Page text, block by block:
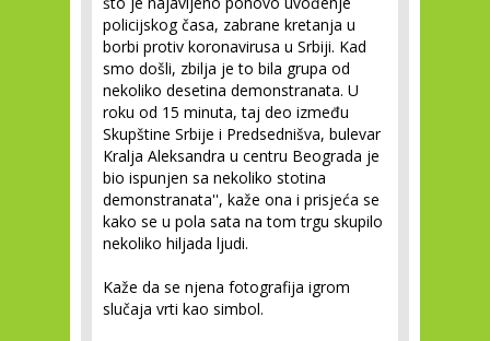
policijskog časa, zabrane kretanja u
borbi protiv koronavirusa u Srbiji. Kad
smo došli, zbilja je to bila grupa od
nekoliko desetina demonstranata. U
roku od 15 minuta, taj deo između
Skupštine Srbije i Predsednišva, bulevar
Kralja Aleksandra u centru Beograda je
bio ispunjen sa nekoliko stotina
demonstranata'', kaže ona i prisjeća se
kako se u pola sata na tom trgu skupilo
nekoliko hiljada ljudi.
Kaže da se njena fotografija igrom
slučaja vrti kao simbol.